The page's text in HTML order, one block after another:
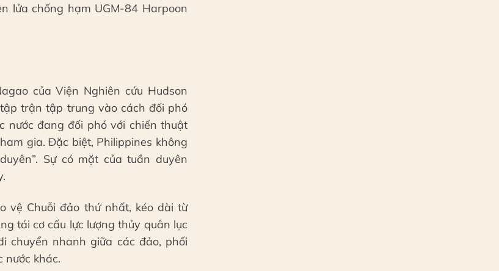
lửa chống hạm UGM-84 Harpoon
của Viện Nghiên cứu Hudson
trận tập trung vào cách đối phó
nước đang đối phó với chiến thuật
gia. Đặc biệt, Philippines không
Sự có mặt của tuần duyên
vệ Chuỗi đảo thứ nhất, kéo dài từ
tái cơ cấu lực lượng thủy quân lục
chuyển nhanh giữa các đảo, phối
nước khác.